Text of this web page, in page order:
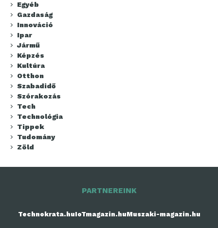
Egyéb
Gazdaság
Innováció
Ipar
Jármű
Képzés
Kultúra
Otthon
Szabadidő
Szórakozás
Tech
Technológia
Tippek
Tudomány
Zöld
PARTNEREINK
Technokrata.huIoTmagazin.huMuszaki-magazin.hu